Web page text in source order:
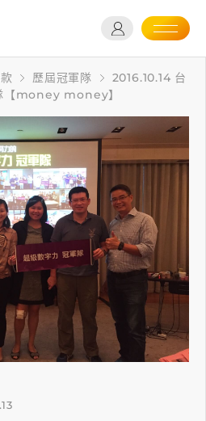
歷屆冠軍隊
2016.10.14 台
【money money】